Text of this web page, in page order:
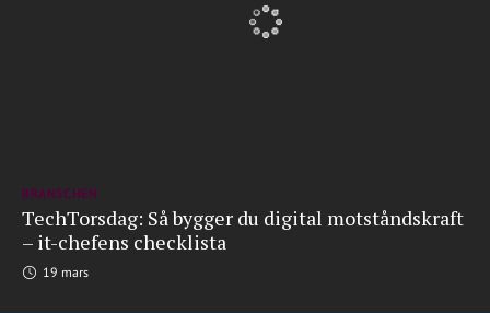
BRANSCHEN
TechTorsdag: Så bygger du digital motståndskraft
– it-chefens checklista
19 mars